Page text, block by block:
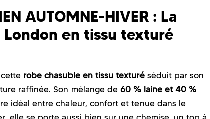
AUTOMNE-HIVER : La
en tissu texturé
robe chasuble en tissu texturéséduit par son
raffinée. Son mélange de 60 % laine et 40 %
idéal entre chaleur, confort et tenue dans le